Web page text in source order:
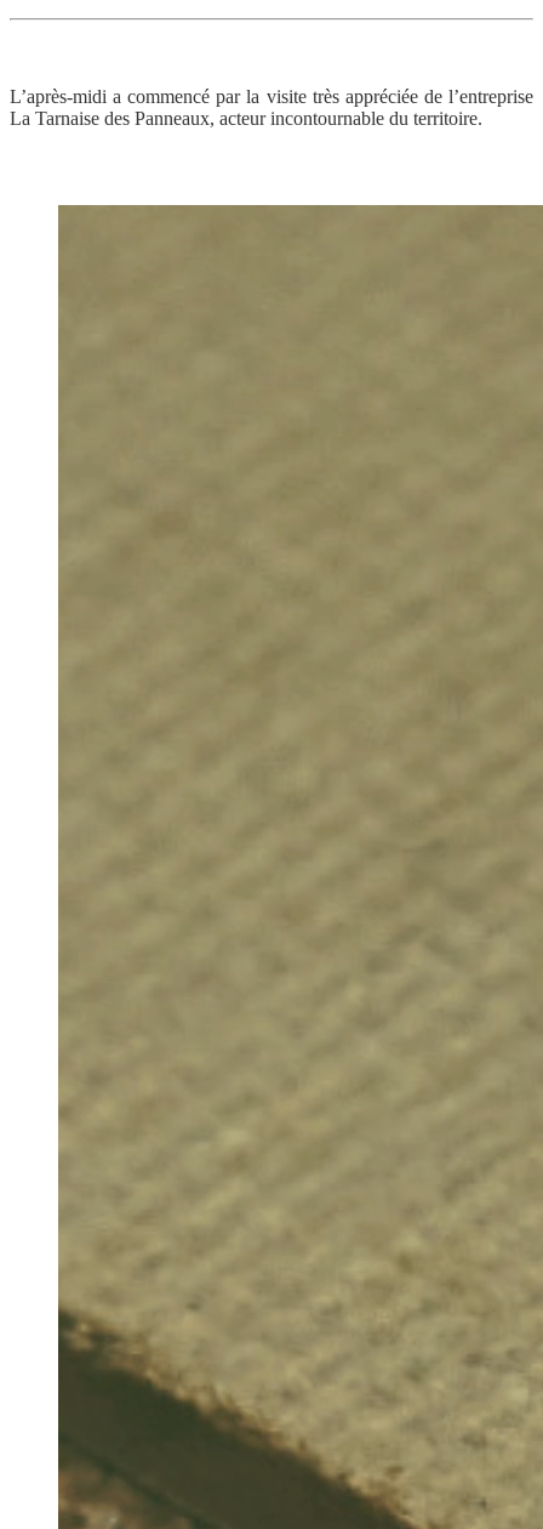
L’après-midi a commencé par la visite très appréciée de l’entreprise
La Tarnaise des Panneaux, acteur incontournable du territoire.